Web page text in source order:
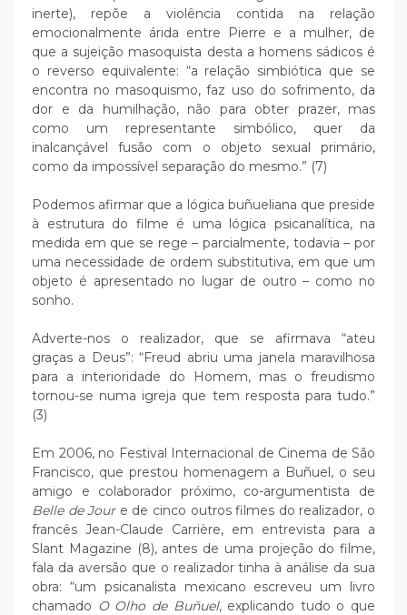
inerte), repõe a violência contida na relação
emocionalmente árida entre Pierre e a mulher, de
que a sujeição masoquista desta a homens sádicos é
o reverso equivalente: “a relação simbiótica que se
encontra no masoquismo, faz uso do sofrimento, da
dor e da humilhação, não para obter prazer, mas
como um representante simbólico, quer da
inalcançável fusão com o objeto sexual primário,
como da impossível separação do mesmo.” (7)
Podemos afirmar que a lógica buñueliana que preside
à estrutura do filme é uma lógica psicanalítica, na
medida em que se rege – parcialmente, todavia – por
uma necessidade de ordem substitutiva, em que um
objeto é apresentado no lugar de outro – como no
sonho.
Adverte-nos o realizador, que se afirmava “ateu
graças a Deus”: “Freud abriu uma janela maravilhosa
para a interioridade do Homem, mas o freudismo
tornou-se numa igreja que tem resposta para tudo.”
(3)
Em 2006, no Festival Internacional de Cinema de São
Francisco, que prestou homenagem a Buñuel, o seu
amigo e colaborador próximo, co-argumentista de
Belle de Joure de cinco outros filmes do realizador, o
francês Jean-Claude Carrière, em entrevista para a
Slant Magazine (8), antes de uma projeção do filme,
fala da aversão que o realizador tinha à análise da sua
obra: “um psicanalista mexicano escreveu um livro
chamado O Olho de Buñuel, explicando tudo o que